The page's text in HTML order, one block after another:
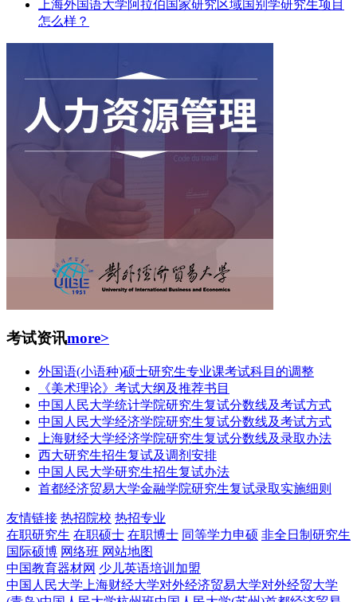
上海外国语大学阿拉伯国家研究区域国别学研究生项目
怎么样？
考试资讯more>
外国语(小语种)硕士研究生专业课考试科目的调整
《美术理论》考试大纲及推荐书目
中国人民大学统计学院研究生复试分数线及考试方式
中国人民大学经济学院研究生复试分数线及考试方式
上海财经大学经济学院研究生复试分数线及录取办法
西大研究生招生复试及调剂安排
中国人民大学研究生招生复试办法
首都经济贸易大学金融学院研究生复试录取实施细则
友情链接 热招院校 热招专业
在职研究生 在职硕士 在职博士 同等学力申硕 非全日制研究生
国际硕博 网络班 网站地图
中国教育器材网 少儿英语培训加盟
中国人民大学 上海财经大学对外经济贸易大学对外经贸大学